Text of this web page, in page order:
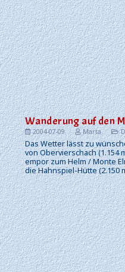
Wanderung auf den
2004-07-09 Marta
Das Wetter lässt zu
von Obervierschach (1.154
empor zum Helm / Monte
die Hahnspiel-Hütte (2.150